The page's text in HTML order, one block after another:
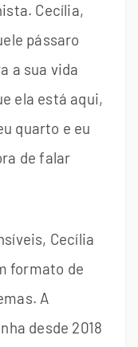
Cecília,
pássaro
a sua vida
ela está aqui,
quarto e eu
de falar
Cecília
formato de
A
desde 2018